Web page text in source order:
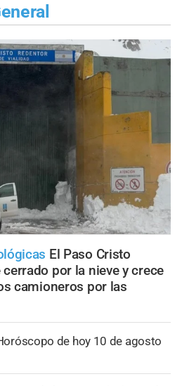
El Paso Cristo
por la nieve y crece
camioneros por las
de hoy 10 de agosto